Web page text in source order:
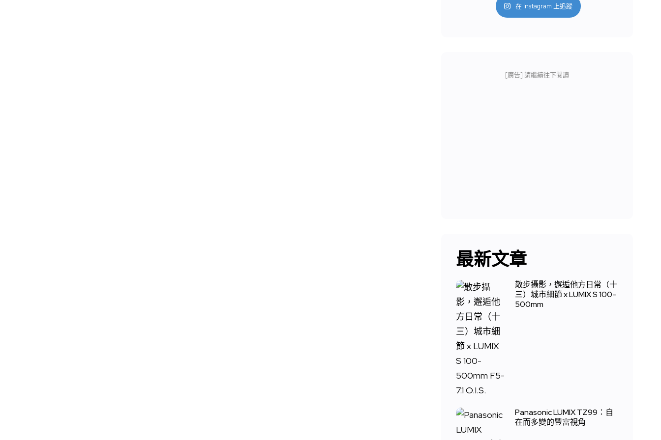
在 Instagram 上追蹤
[廣告] 請繼續往下閱讀
最新文章
散步攝影，邂逅他方日常（十
三）城市細節 x LUMIX S 100-
500mm
Panasonic LUMIX TZ99：自
在而多變的豐富視角